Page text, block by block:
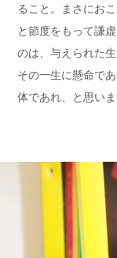
ること。まさにお
と節度をもって謙
のは、与えられた
その一生に懸命で
体であれ、と思いま